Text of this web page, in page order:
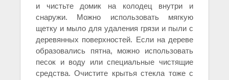
и чистьте домик на колодец внутри и
снаружи. Можно использовать мягкую
щетку и мыло для удаления грязи и пыли с
деревянных поверхностей. Если на дереве
образовались пятна, можно использовать
песок и воду или специальные чистящие
средства. Очистите крытья стекла тоже с